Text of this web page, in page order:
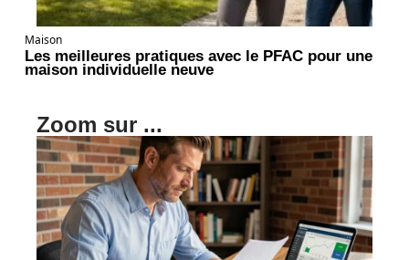
Maison
Les meilleures pratiques avec le PFAC pour une
maison individuelle neuve
Zoom sur ...